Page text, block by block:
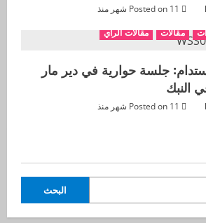
مقالات مقالات الرأي
جلسة حوارية في دير مار
النبك
البحث